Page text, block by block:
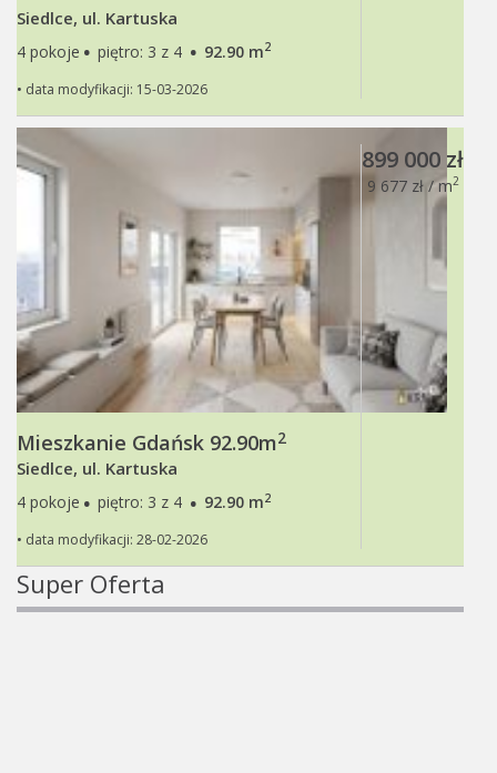
Siedlce, ul. Kartuska
4 pokoje · piętro: 3 z 4 · 92.90 m2
• data modyfikacji: 15-03-2026
Mieszkanie Gdańsk 92.90m2
Siedlce, ul. Kartuska
4 pokoje · piętro: 3 z 4 · 92.90 m2
• data modyfikacji: 28-02-2026
899 000 zł
9 677 zł / m2
Super Oferta